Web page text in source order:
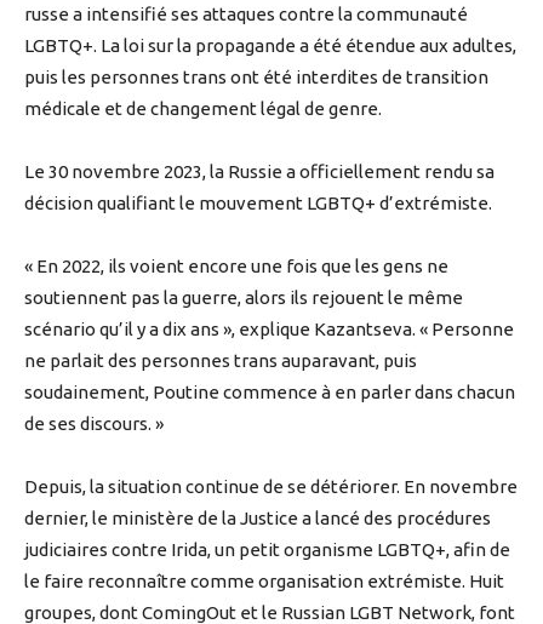
russe a intensifié ses attaques contre la communauté
LGBTQ+. La loi sur la propagande a été étendue aux adultes,
puis les personnes trans ont été interdites de transition
médicale et de changement légal de genre.
Le 30 novembre 2023, la Russie a officiellement rendu sa
décision qualifiant le mouvement LGBTQ+ d’extrémiste.
« En 2022, ils voient encore une fois que les gens ne
soutiennent pas la guerre, alors ils rejouent le même
scénario qu’il y a dix ans », explique Kazantseva. « Personne
ne parlait des personnes trans auparavant, puis
soudainement, Poutine commence à en parler dans chacun
de ses discours. »
Depuis, la situation continue de se détériorer. En novembre
dernier, le ministère de la Justice a lancé des procédures
judiciaires contre Irida, un petit organisme LGBTQ+, afin de
le faire reconnaître comme organisation extrémiste. Huit
groupes, dont ComingOut et le Russian LGBT Network, font